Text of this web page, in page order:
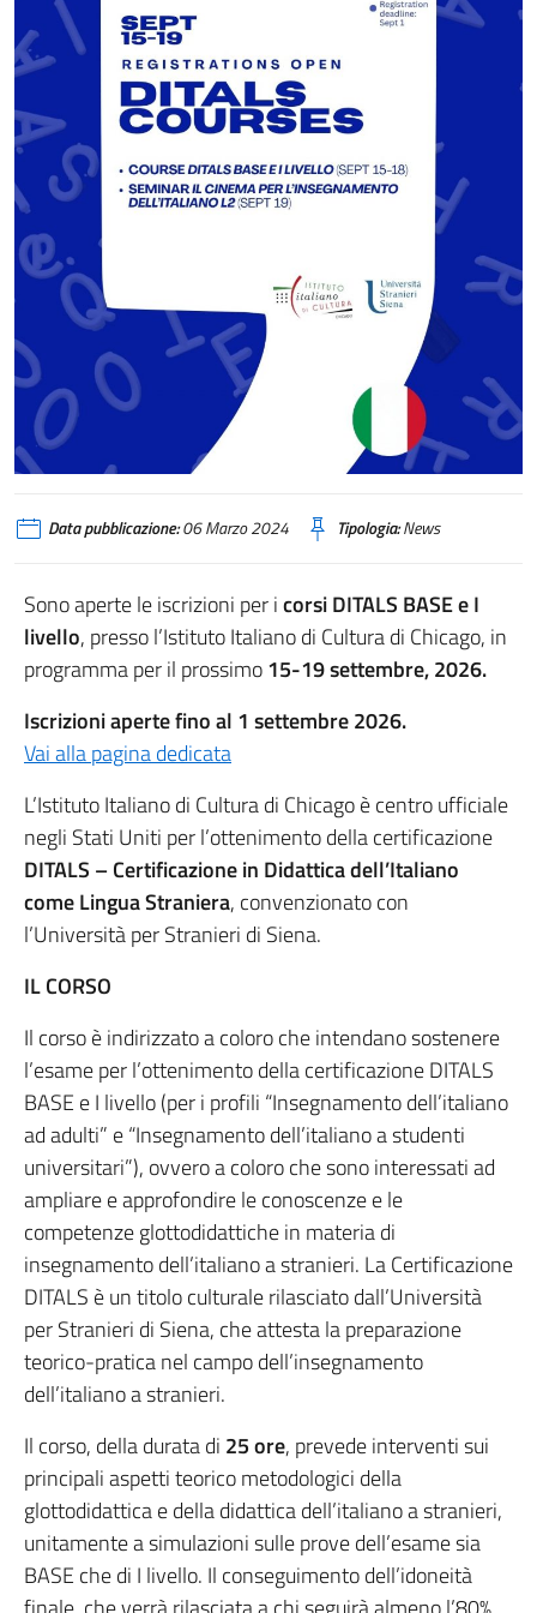
Data pubblicazione:06 Marzo 2024 Tipologia:News
Sono aperte le iscrizioni per icorsi DITALS BASE e I
livello, presso l’Istituto Italiano di Cultura di Chicago, in
programma per il prossimo15-19 settembre, 2026.
Iscrizioni aperte fino al 1 settembre 2026.
Vai alla pagina dedicata
L’Istituto Italiano di Cultura di Chicago è centro ufficiale
negli Stati Uniti per l’ottenimento della certificazione
DITALS – Certificazione in Didattica dell’Italiano
come Lingua Straniera, convenzionato con
l’Università per Stranieri di Siena.
IL CORSO
Il corso è indirizzato a coloro che intendano sostenere
l’esame per l’ottenimento della certificazione DITALS
BASE e I livello (per i profili “Insegnamento dell’italiano
ad adulti” e “Insegnamento dell’italiano a studenti
universitari”), ovvero a coloro che sono interessati ad
ampliare e approfondire le conoscenze e le
competenze glottodidattiche in materia di
insegnamento dell’italiano a stranieri. La Certificazione
DITALS è un titolo culturale rilasciato dall’Università
per Stranieri di Siena, che attesta la preparazione
teorico-pratica nel campo dell’insegnamento
dell’italiano a stranieri.
Il corso, della durata di 25 ore, prevede interventi sui
principali aspetti teorico metodologici della
glottodidattica e della didattica dell’italiano a stranieri,
unitamente a simulazioni sulle prove dell’esame sia
BASE che di I livello. Il conseguimento dell’idoneità